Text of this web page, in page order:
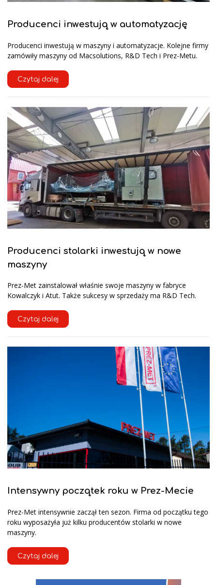
Producenci inwestują w automatyzację
Producenci inwestują w maszyny i automatyzacje. Kolejne firmy
zamówiły maszyny od Macsolutions, R&D Tech i Prez-Metu.
Czytaj dalej
Producenci stolarki inwestują w nowe
maszyny
Prez-Met zainstalował właśnie swoje maszyny w fabryce
Kowalczyk i Atut. Także sukcesy w sprzedaży ma R&D Tech.
Czytaj dalej
Intensywny początek roku w Prez-Mecie
Prez-Met intensywnie zaczął ten sezon. Firma od początku tego
roku wyposażyła już kilku producentów stolarki w nowe
maszyny.
Czytaj dalej